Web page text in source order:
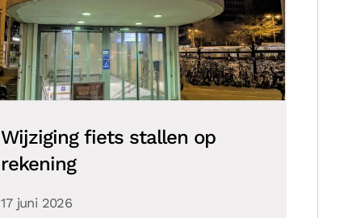
Wijziging fiets stallen op
rekening
17 juni 2026